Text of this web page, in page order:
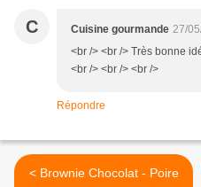
C Cuisine gourmande 27/
<br /> <br /> Très bonne
<br /> <br /> <br />
Répondre
< Brownie Chocolat - Poire